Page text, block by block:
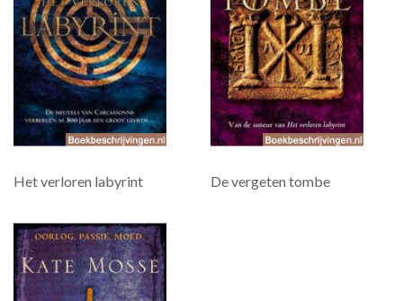
Het verloren labyrint De vergeten tombe